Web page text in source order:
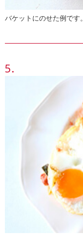
バケットにのせた例です。